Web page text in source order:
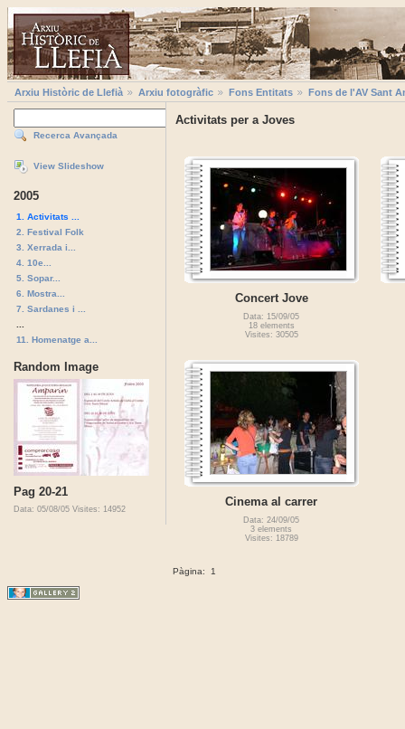
Arxiu Històric de Llefià Arxiu fotogràfic Fons Entitats Fons de l'AV Sant
Recerca Avançada
View Slideshow
2005
1. Activitats ...
2. Festival Folk
3. Xerrada i...
4. 10e...
5. Sopar...
6. Mostra...
7. Sardanes i ...
11. Homenatge a...
Random Image
Pag 20-21
Data: 05/08/05 Visites: 14952
Activitats per a Joves
Concert Jove
Data: 15/09/05
18 elements
Visites: 30505
Cinema al carrer
Data: 24/09/05
3 elements
Visites: 18789
Pàgina: 1